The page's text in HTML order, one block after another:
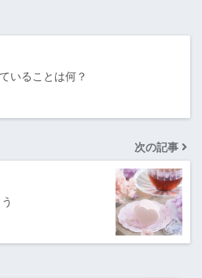
いることは何？
次の記事